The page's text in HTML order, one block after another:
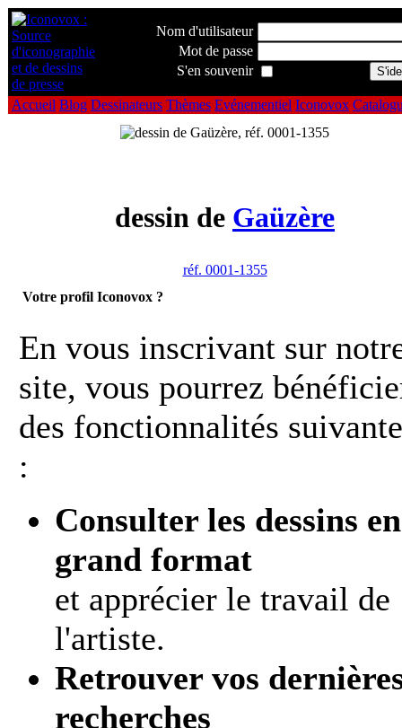
Nom d'utilisateur
Mot de passe
S'en souvenir
Accueil Blog Dessinateurs Thèmes Evénementiel Iconovox
dessin de Gaüzère
réf. 0001-1355
Votre profil Iconovox ?
En vous inscrivant sur
site, vous pourrez
des fonctionnalités
:
Consulter les dessins en
grand format
et apprécier le travail de
l'artiste.
Retrouver vos
recherches